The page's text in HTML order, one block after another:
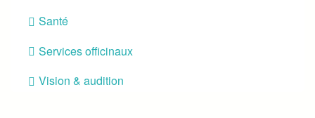
Santé
Services officinaux
Vision & audition